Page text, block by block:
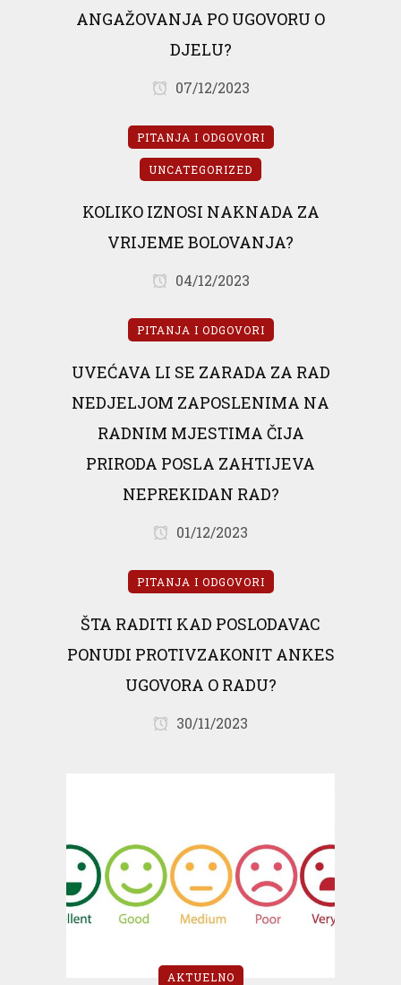
ANGAŽOVANJA PO UGOVORU O
DJELU?
07/12/2023
PITANJA I ODGOVORI
UNCATEGORIZED
KOLIKO IZNOSI NAKNADA ZA
VRIJEME BOLOVANJA?
04/12/2023
PITANJA I ODGOVORI
UVEĆAVA LI SE ZARADA ZA RAD
NEDJELJOM ZAPOSLENIMA NA
RADNIM MJESTIMA ČIJA
PRIRODA POSLA ZAHTIJEVA
NEPREKIDAN RAD?
01/12/2023
PITANJA I ODGOVORI
ŠTA RADITI KAD POSLODAVAC
PONUDI PROTIVZAKONIT ANKES
UGOVORA O RADU?
30/11/2023
AKTUELNO